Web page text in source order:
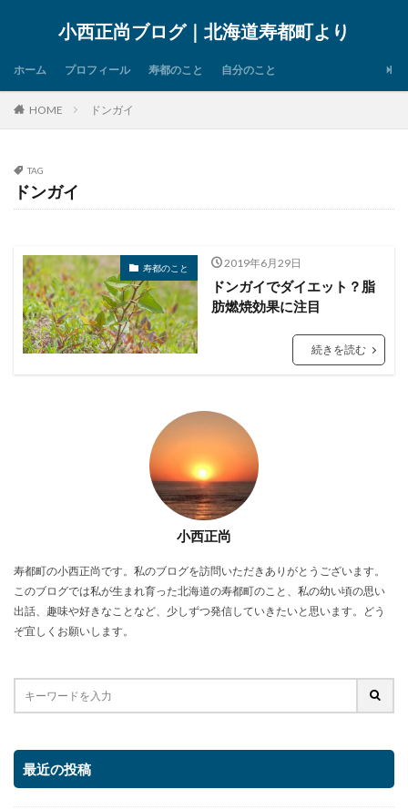
小西正尚ブログ｜北海道寿都町より
ホーム プロフィール 寿都のこと 自分のこと
HOME ドンガイ
TAG
ドンガイ
寿都のこと 2019年6月29日
ドンガイでダイエット？脂
肪燃焼効果に注目
続きを読む
小西正尚
寿都町の小西正尚です。私のブログを訪問いただきありがとうございます。
このブログでは私が生まれ育った北海道の寿都町のこと、私の幼い頃の思い
出話、趣味や好きなことなど、少しずつ発信していきたいと思います。どう
ぞ宜しくお願いします。
最近の投稿